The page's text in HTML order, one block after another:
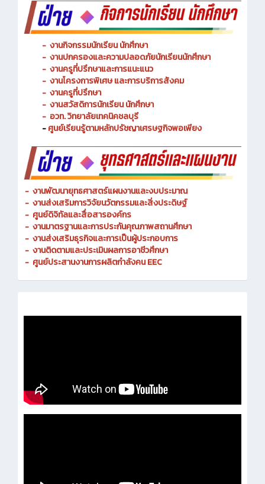
- งานกิจกรรมนักเรียน นักศึกษา
- งานปกครองและความปลอดภัยนักเรียนนักศึกษา
- งานครูที่ปรึกษาและการแนะแนว
- งานโครงการพิเศษ และการบริการ
- งานครูที่ปรึกษา
- งานสวัสดิการนักเรียน นักศึกษา
-อวท. วิทยาลัยเทคนิคชลบุรี
-ศูนย์เรียนรู้ตามหลักปรัชญาเศรษฐกิจพอเพียง
- งานพัฒนายุทธศาสตร์แผนงานและงบประมาณ
- งานส่งเสริมการวิจัยนวัตกรรมและสิ่งประดิษฐ์
- ศูนย์ดิจิทัลและสื่อสารองค์กร
- งานมาตรฐานและการประกันคุณภาพสถานศึกษา
- งานส่งเสริมธุรกิจและการเป็นผู้ประกอบการ
- งานติดตามและประเมินผลการอาชีวศึกษา
-ศูนย์ประสานงานการผลิตกำลังคน EEC